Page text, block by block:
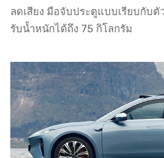
ลดเสียง มือจับประตูแบบเรียบกับ
รับน้ำหนักได้ถึง 75 กิโลกรัม